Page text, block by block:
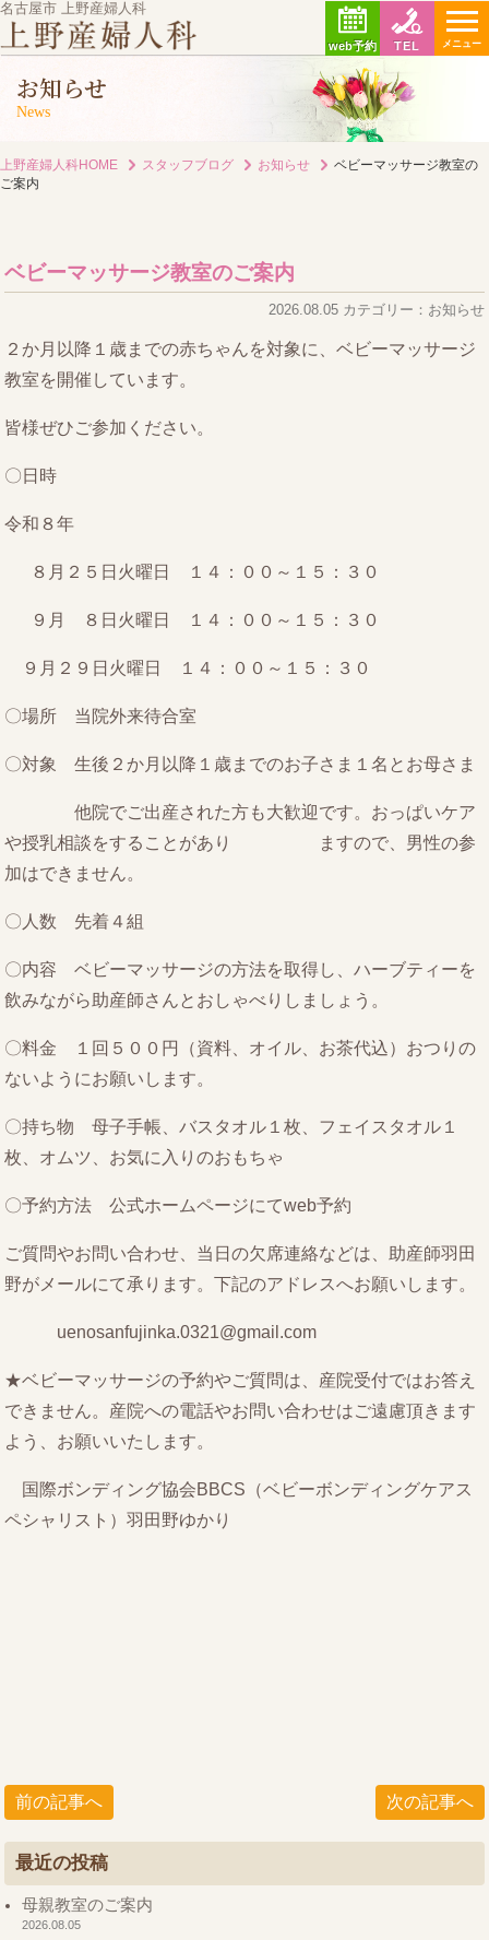
名古屋市 上野産婦人科
web予約 TEL メニュー
お知らせ
News
上野産婦人科HOME スタッフブログ お知らせ
ベビーマッサージ教室の
ご案内
ベビーマッサージ教室のご案内
2026.08.05 カテゴリー：お知らせ
２か月以降１歳までの赤ちゃんを対象に、ベビーマッサージ
教室を開催しています。
皆様ぜひご参加ください。
〇日時
令和８年
８月２５日火曜日 １４：００～１５：３０
９月 ８日火曜日 １４：００～１５：３０
９月２９日火曜日 １４：００～１５：３０
〇場所 当院外来待合室
〇対象 生後２か月以降１歳までのお子さま１名とお母さま
他院でご出産された方も大歓迎です。おっぱいケア
や授乳相談をすることがあり ますので、男性の参
加はできません。
〇人数 先着４組
〇内容 ベビーマッサージの方法を取得し、ハーブティーを
飲みながら助産師さんとおしゃべりしましょう。
〇料金 １回５００円（資料、オイル、お茶代込）おつりの
ないようにお願いします。
〇持ち物 母子手帳、バスタオル１枚、フェイスタオル１
枚、オムツ、お気に入りのおもちゃ
〇予約方法 公式ホームページにてweb予約
ご質問やお問い合わせ、当日の欠席連絡などは、助産師羽田
野がメールにて承ります。下記のアドレスへお願いします。
uenosanfujinka.0321@gmail.com
★ベビーマッサージの予約やご質問は、産院受付ではお答え
できません。産院への電話やお問い合わせはご遠慮頂きます
よう、お願いいたします。
国際ボンディング協会BBCS（ベビーボンディングケアス
ペシャリスト）羽田野ゆかり
前の記事へ 次の記事へ
最近の投稿
母親教室のご案内
2026.08.05